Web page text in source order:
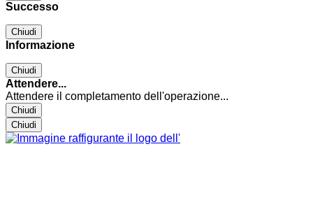
Successo
Chiudi
Informazione
Chiudi
Attendere...
Attendere il completamento dell'operazione...
Chiudi
Chiudi